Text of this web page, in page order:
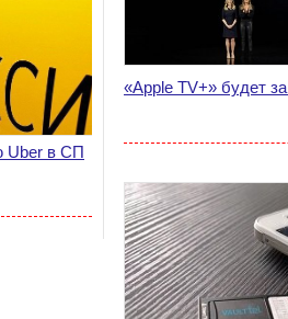
Uber в СП
«Apple TV+» будет